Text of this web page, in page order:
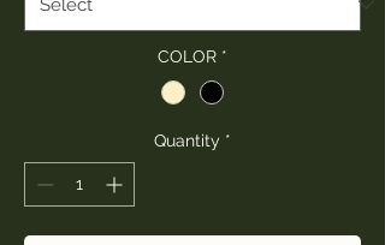
COLOR *
Quantity *